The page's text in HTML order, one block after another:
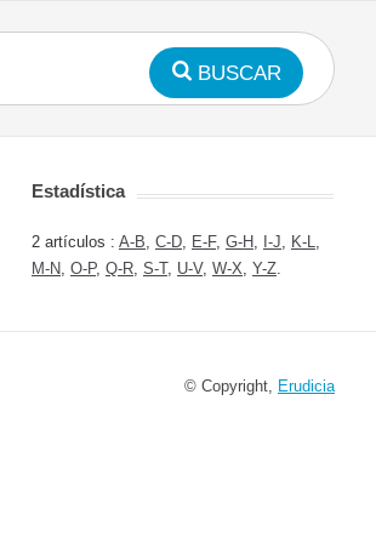
BUSCAR
Estadística
2 artículos : A-B, C-D, E-F, G-H , I-J, K-L,
M-N, O-P, Q-R, S-T, U-V, W-X, Y-Z.
© Copyright, Erudicia